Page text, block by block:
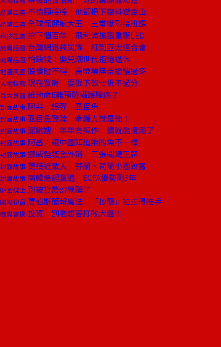
產業風雲 不情願接棒 他卻把下腳料變金山
產業風雲 全球保麗龍大王 三堂慘烈接班課
科技風雲 拚下個百年 飛利浦換腦重壓LED
商周話題 台灣網路救災隊 紅到亞太經合會
商周話題 怕缺錢！嬰兒潮世代拒絕退休
地產風雲 股債碰不得 壽險業無奈搶樓過冬
人物特寫 現在買房 耍狠下砍七折不過分
百大良醫 維他命E難預防攝護腺癌？
封面故事 阿共 銀彈 虱目魚
封面故事 虱目魚登陸 牽線人就是他！
封面故事 泥鰍嫂：年年有契作 債就能還完了
封面故事 阿昌：讓中國知道咱的魚不一樣
封面故事 挪威鮭鍍金外銷 三張關鍵王牌
封面故事 更接近敵人 芬蘭、荷蘭小國致富
封面故事 南韓急起直追 ECFA優勢剩3年
財富線上 別被貨幣幻覺騙了
國際視窗 賈伯斯簡報魔法 「抄襲」拍立得推手
商周書摘 投資 別老想要打敗大盤！